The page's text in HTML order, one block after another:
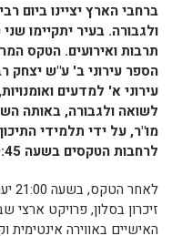
ולגבורה. בעיר יתקיימו
הספר עירוני ב' ע"ש יצחק
עירוני א' למדעים
לשואה ולגבורה, באותה
מו"ר, על ידי תלמידי
לרחבות הטקסים בשעה 19:45.
זיכרון בסלון, פרויקט ארצי
האישיים באווירה אינטימית